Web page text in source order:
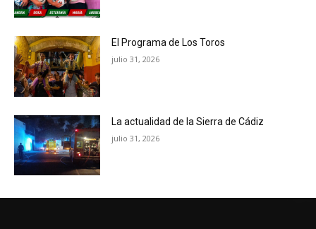
El Programa de Los Toros
julio 31, 2026
La actualidad de la Sierra de Cádiz
julio 31, 2026